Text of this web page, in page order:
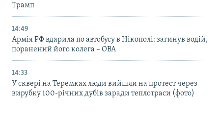
Трамп
14:49
Армія РФ вдарила по автобусу в Нікополі: загинув водій,
поранений його колега – ОВА
14:33
У сквері на Теремках люди вийшли на протест через
вирубку 100-річних дубів заради теплотраси (фото)